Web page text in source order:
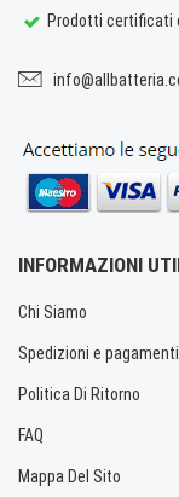
Prodotti certificati
INFORMAZIONI
Chi Siamo
Spedizioni e pagamenti
Politica Di Ritorno
FAQ
Mappa Del Sito